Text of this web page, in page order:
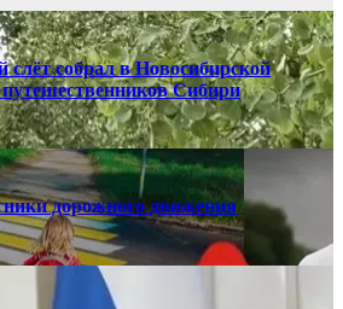
собрал в Новосибирской
Сибири
дорожного движения